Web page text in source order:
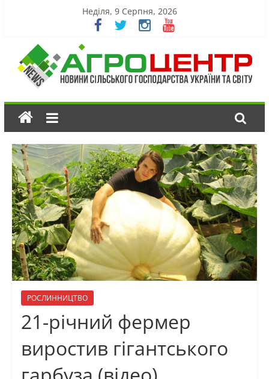
Неділя, 9 Серпня, 2026
РОСЛИННИЦТВО
21-річний фермер
виростив гігантського